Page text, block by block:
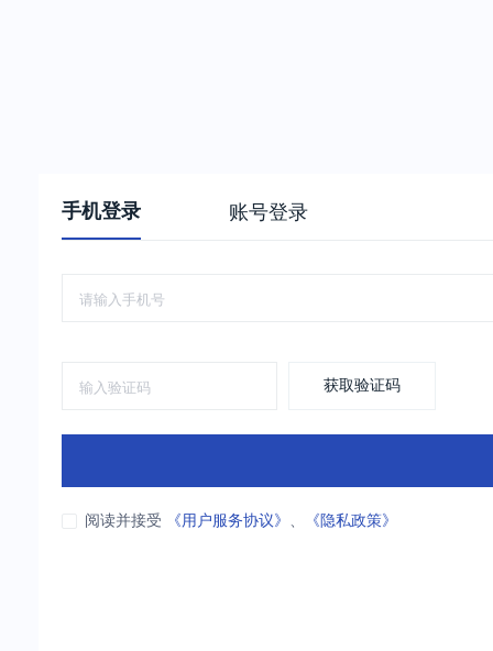
手机登录 账号登录
获取验证码
阅读并接受 《用户服务协议》 、 《隐私政策》